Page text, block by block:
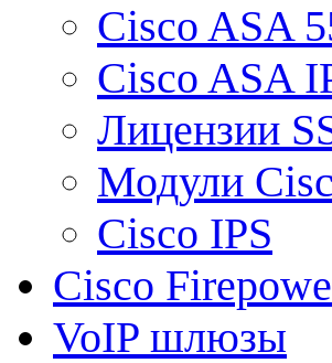
Cisco ASA
Cisco ASA
Лицензии
Модули
Cisco IPS
Cisco
VoIP шлюзы